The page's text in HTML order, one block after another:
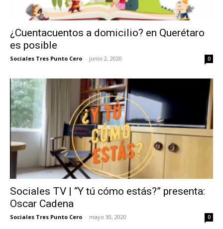
¿Cuentacuentos a domicilio? en Querétaro
es posible
Sociales Tres Punto Cero - junio 2, 2020 0
Sociales TV | “Y tú cómo estás?” presenta:
Oscar Cadena
Sociales Tres Punto Cero - mayo 30, 2020 0